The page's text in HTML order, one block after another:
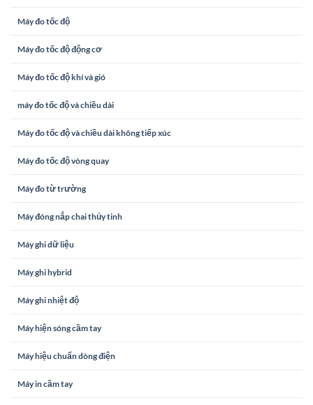
Máy đo tốc độ
Máy đo tốc độ động cơ
Máy đo tốc độ khí và gió
máy đo tốc độ và chiều dài
Máy đo tốc độ và chiều dài không tiếp xúc
Máy đo tốc độ vòng quay
Máy đo từ trường
Máy đóng nắp chai thủy tinh
Máy ghi dữ liệu
Máy ghi hybrid
Máy ghi nhiệt độ
Máy hiện sóng cầm tay
Máy hiệu chuẩn dòng điện
Máy in cầm tay